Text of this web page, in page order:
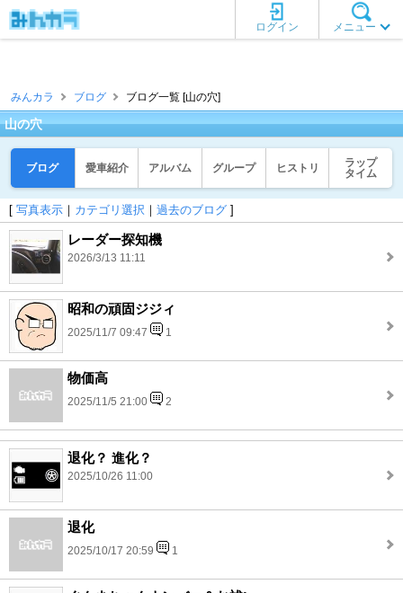
メニュー
ログイン
みんカラ ブログ ブログ一覧 [山の穴]
山の穴
ブログ 愛車紹介 アルバム グループ ヒストリ
ラップ
タイム
[ 写真表示 ｜ カテゴリ選択 ｜ 過去のブログ ]
レーダー探知機
2026/3/13 11:11
昭和の頑固ジジィ
2025/11/7 09:47 1
物価高
2025/11/5 21:00 2
退化？ 進化？
2025/10/26 11:00
退化
2025/10/17 20:59 1